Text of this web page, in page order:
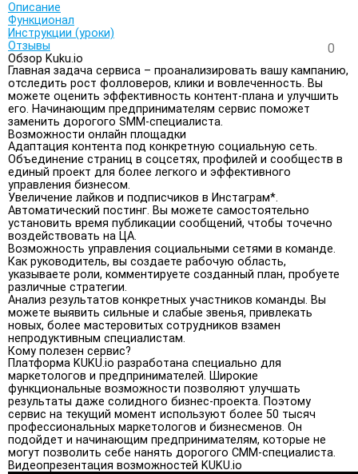
Описание
Функционал
Инструкции (уроки)
Отзывы
0
Обзор Kuku.io
Главная задача сервиса – проанализировать вашу кампанию,
отследить рост фолловеров, клики и вовлеченность. Вы
можете оценить эффективность контент-плана и улучшить
его. Начинающим предпринимателям сервис поможет
заменить дорогого SMM-специалиста.
Возможности онлайн площадки
Адаптация контента под конкретную социальную сеть.
Объединение страниц в соцсетях, профилей и сообществ в
единый проект для более легкого и эффективного
управления бизнесом.
Увеличение лайков и подписчиков в Инстаграм*.
Автоматический постинг. Вы можете самостоятельно
установить время публикации сообщений, чтобы точечно
воздействовать на ЦА.
Возможность управления социальными сетями в команде.
Как руководитель, вы создаете рабочую область,
указываете роли, комментируете созданный план, пробуете
различные стратегии.
Анализ результатов конкретных участников команды. Вы
можете выявить сильные и слабые звенья, привлекать
новых, более мастеровитых сотрудников взамен
непродуктивным специалистам.
Кому полезен сервис?
Платформа KUKU.io разработана специально для
маркетологов и предпринимателей. Широкие
функциональные возможности позволяют улучшать
результаты даже солидного бизнес-проекта. Поэтому
сервис на текущий момент используют более 50 тысяч
профессиональных маркетологов и бизнесменов. Он
подойдет и начинающим предпринимателям, которые не
могут позволить себе нанять дорогого СММ-специалиста.
Видеопрезентация возможностей KUKU.io